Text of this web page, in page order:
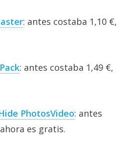
: antes costaba 1,10 €,
: antes costaba 1,49 €,
PhotosVideo: antes
es gratis.